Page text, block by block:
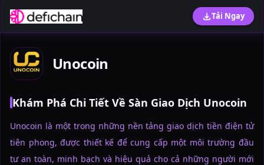
Tải Ngay
Unocoin
Khám Phá Chi Tiết Về Sàn Giao Dịch Unocoin
Unocoin là một trong những nền tảng giao dịch tiền điện tử
tiên phong, được thiết kế để cung cấp một môi trường đầu
tư an toàn, minh bạch và hiệu quả cho cả những người mới